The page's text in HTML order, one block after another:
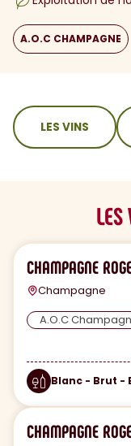
A.O.C CHAMPAGNE
sommaire
LES VINS
CHAMPAGNE
Champagne
A.O.C
Blanc - Brut -
CHAMPAGNE